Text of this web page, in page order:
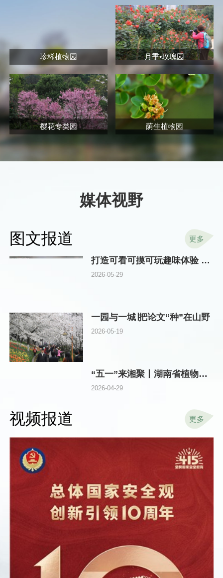
珍稀植物园 月季•玫瑰园
樱花专类园 荫生植物园
媒体视野
图文报道 更多
打造可看可摸可玩趣味体验 湖南林草科技周在省植物园启动
2026-05-29
一园与一城∣把论文“种”在山野
2026-05-19
“五一”来湘聚丨湖南省植物园邀你探秘“真假”玫瑰，畅游浪漫花海
2026-04-29
视频报道 更多